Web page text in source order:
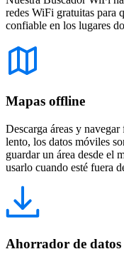
redes WiFi gratuitas para
confiable en los lugares
Mapas offline
Descarga áreas y
lento, los datos móviles
guardar un área desde el
usarlo cuando esté fuera
Ahorrador de datos